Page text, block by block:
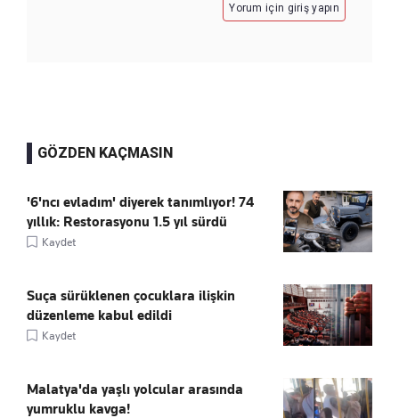
Yorum için giriş yapın
GÖZDEN KAÇMASIN
'6'ncı evladım' diyerek tanımlıyor! 74
yıllık: Restorasyonu 1.5 yıl sürdü
Kaydet
Suça sürüklenen çocuklara ilişkin
düzenleme kabul edildi
Kaydet
Malatya'da yaşlı yolcular arasında
yumruklu kavga!